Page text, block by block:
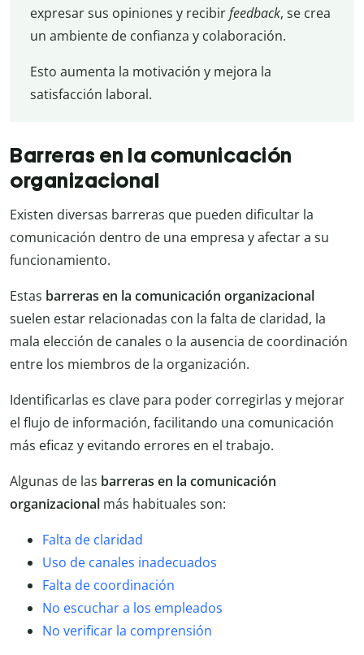
expresar sus opiniones y recibirfeedback, se crea
un ambiente de confianza y colaboración.
Esto aumenta la motivación y mejora la
satisfacción laboral.
Barreras en la comunicación
organizacional
Existen diversas barreras que pueden dificultar la
comunicación dentro de una empresa y afectar a su
funcionamiento.
Estas barreras en la comunicación organizacional
suelen estar relacionadas con la falta de claridad, la
mala elección de canales o la ausencia de coordinación
entre los miembros de la organización.
Identificarlas es clave para poder corregirlas y mejorar
el flujo de información, facilitando una comunicación
más eficaz y evitando errores en el trabajo.
Algunas de las barreras en la comunicación
organizacional más habituales son:
Falta de claridad
Uso de canales inadecuados
Falta de coordinación
No escuchar a los empleados
No verificar la comprensión